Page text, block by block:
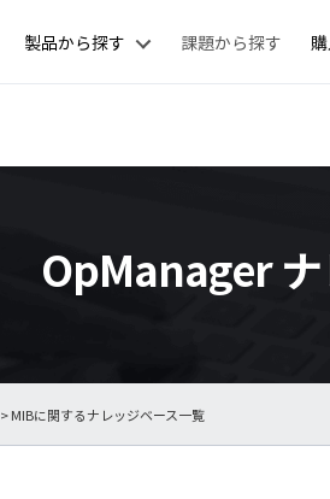
製品から探す 課題から探す
OpManager
> MIBに関するナレッジベース一覧